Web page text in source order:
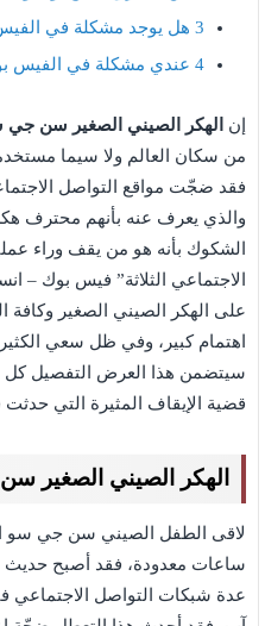
3 هل يوجد مشكلة في
4 عندي مشكلة في الفيس
إن الهكر الصيني الصغير سن
من سكان العالم ولا سيما
فقد ضجّت مواقع التواصل
والذي يعرف عنه بأنهم محترف
الشكوك بأنه هو من يقف وراء
الاجتماعي الثلاثة” فيس بوك –
على الهكر الصيني الصغير
اهتمام كبير، وفي ظل سعي
سيتضمن هذا العرض التفصيل كل
قضية الإيقاف المثيرة التي
الهكر الصيني الصغير
لاقى الطفل الصيني سن جي سو
ساعات معدودة، فقد أصبح حديث
عدة شبكات التواصل الاجتماعي